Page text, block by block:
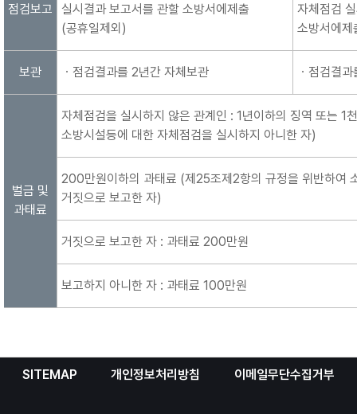
점검보고
실시결과 보고서를 관할 소방서에제출
(공휴일제외)
자체점검
소방서에
보관 ㆍ점검결과를 2년간 자체보관 ㆍ점검결
벌금 및
과태료
자체점검을 실시하지 않은 관계인 : 1년이하의 징역 또는 1
소방시설등에 대한 자체점검을 실시하지 아니한 자)
200만원이하의 과태료 (제25조제2항의 규정을 위반하여
거짓으로 보고한 자)
거짓으로 보고한 자 : 과태료 200만원
보고하지 아니한 자 : 과태료 100만원
SITEMAP 개인정보처리방침 이메일무단수집거부